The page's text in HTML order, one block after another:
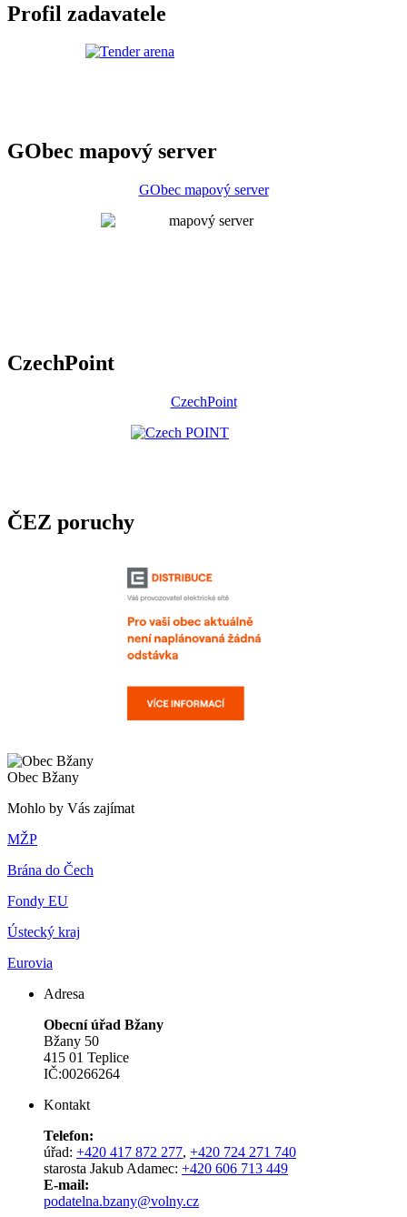
Profil zadavatele
GObec mapový server
GObec mapový server
CzechPoint
CzechPoint
ČEZ poruchy
Obec Bžany
Mohlo by Vás zajímat
MŽP
Brána do Čech
Fondy EU
Ústecký kraj
Eurovia
Adresa
Obecní úřad Bžany
Bžany 50
415 01 Teplice
IČ:00266264
Kontakt
Telefon:
úřad: +420 417 872 277, +420 724 271 740
starosta Jakub Adamec: +420 606 713 449
E-mail:
podatelna.bzany@volny.cz